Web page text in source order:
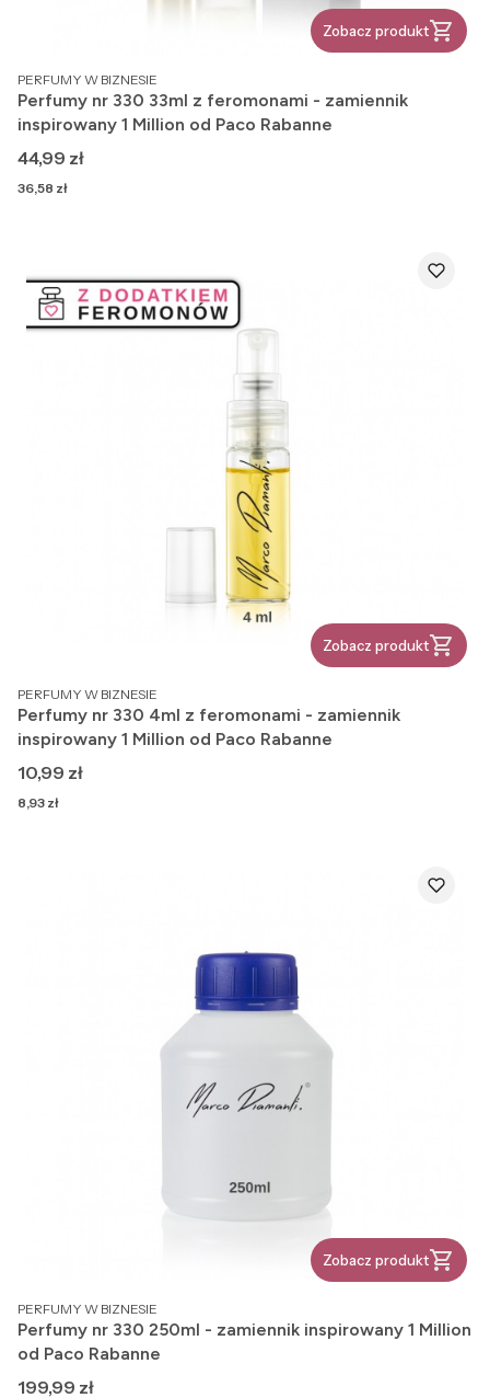
Zobacz produkt
PRODUCENT
PERFUMY W BIZNESIE
Perfumy nr 330 33ml z feromonami - zamiennik
inspirowany 1 Million od Paco Rabanne
Cena
44,99 zł
Cena
36,58 zł
Zobacz produkt
PRODUCENT
PERFUMY W BIZNESIE
Perfumy nr 330 4ml z feromonami - zamiennik
inspirowany 1 Million od Paco Rabanne
Cena
10,99 zł
Cena
8,93 zł
Zobacz produkt
PRODUCENT
PERFUMY W BIZNESIE
Perfumy nr 330 250ml - zamiennik inspirowany 1 Million
od Paco Rabanne
Cena
199,99 zł